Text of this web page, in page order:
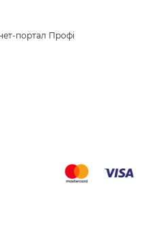
портал Профі